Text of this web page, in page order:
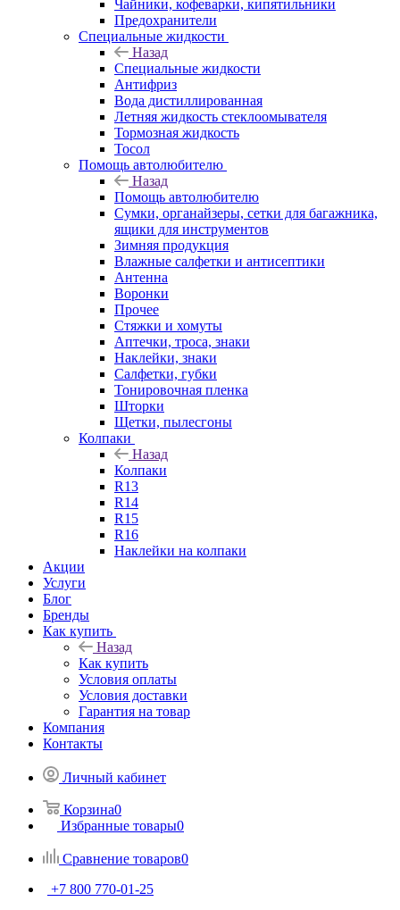
Чайники, кофеварки, кипятильники
Предохранители
Специальные жидкости
Назад
Специальные жидкости
Антифриз
Вода дистиллированная
Летняя жидкость стеклоомывателя
Тормозная жидкость
Тосол
Помощь автолюбителю
Назад
Помощь автолюбителю
Сумки, органайзеры, сетки для багажника,
ящики для инструментов
Зимняя продукция
Влажные салфетки и антисептики
Антенна
Воронки
Прочее
Стяжки и хомуты
Аптечки, троса, знаки
Наклейки, знаки
Салфетки, губки
Тонировочная пленка
Шторки
Щетки, пылесгоны
Колпаки
Назад
Колпаки
R13
R14
R15
R16
Наклейки на колпаки
Акции
Услуги
Блог
Бренды
Как купить
Назад
Как купить
Условия оплаты
Условия доставки
Гарантия на товар
Компания
Контакты
Личный кабинет
Корзина0
Избранные товары0
Сравнение товаров0
+7 800 770-01-25